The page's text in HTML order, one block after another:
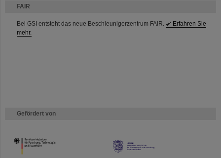
FAIR
Bei GSI entsteht das neue Beschleunigerzentrum FAIR.
Erfahren Sie
mehr.
Gefördert von
HMWK